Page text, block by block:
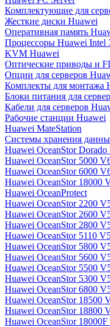
Комплектующие для
Жесткие диски Huawei
Оперативная память
Процессоры Huawei Intel
KVM Huawei
Оптические приводы и
Опции для серверов
Комплекты для монтажа
Блоки питания для
Кабели для серверов
Рабочие станции Huawei
Huawei MateStation
Системы хранения
Huawei OceanStor Dorado
Huawei OceanStor 5000
Huawei OceanStor 6000
Huawei OceanStor 18000
Huawei OceanProtect
Huawei OceanStor 2200
Huawei OceanStor 2600
Huawei OceanStor 2800
Huawei OceanStor 5110
Huawei OceanStor 5800
Huawei OceanStor 5600
Huawei OceanStor 5500
Huawei OceanStor 5300
Huawei OceanStor 6800
Huawei OceanStor 18500
Huawei OceanStor 18800
Huawei OceanStor